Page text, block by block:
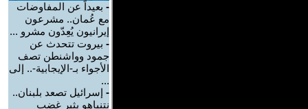
- بعيداً عن المفاوضات
مع عُمان.. مشرعون
إيرانيون يُعِدّون مشرو ...
- بيروت تتحدث عن
جمود وواشنطن تصف
الأجواء بـ-الإيجابية-.. إلى
...
- إسرائيل تصعد بلبنان..
نتنياهو يثير غضب